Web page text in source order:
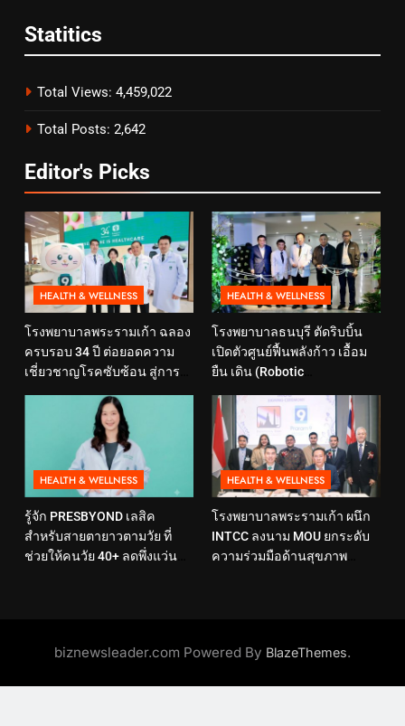
Statitics
Total Views: 4,459,022
Total Posts: 2,642
Editor's Picks
HEALTH & WELLNESS
โรงพยาบาลพระรามเก้า ฉลอง
ครบรอบ 34 ปี ต่อยอดความ
เชี่ยวชาญโรคซับซ้อน สู่การ
ดูแลสุขภาพเชิงป้องกันที่ตอบ
โจทย์ไลฟ์สไตล์ ภายใต้แนวคิด
“SELF-CARE IS HEALTHCARE”
HEALTH & WELLNESS
โรงพยาบาลธนบุรี ตัดริบบิ้น
เปิดตัวศูนย์ฟื้นพลังก้าว เอื้อม
ยืน เดิน (Robotic
Rehabilitation Center) นำ
เทคโนโลยีสุดล้ำ หุ่นยนต์ฝึก
เดิน มาเพิ่มประสิทธิภาพ
HEALTH & WELLNESS
รู้จัก PRESBYOND เลสิค
สำหรับสายตายาวตามวัย ที่
ช่วยให้คนวัย 40+ ลดพึ่งแว่น
HEALTH & WELLNESS
โรงพยาบาลพระรามเก้า ผนึก
INTCC ลงนาม MOU ยกระดับ
ความร่วมมือด้านสุขภาพ
biznewsleader.com Powered By BlazeThemes.